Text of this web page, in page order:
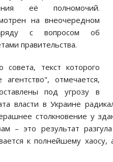
её полномочий.
на внеочередном
с вопросом об
правительства.
текст которого
отмечается,
под угрозу в
власти в Украине
столкновение у
– это результат
к полнейшему